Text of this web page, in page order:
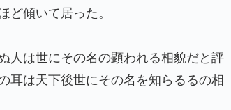
傾いて居った。
人は世にその名の顕われる相貌だと評
耳は天下後世にその名を知らるるの相